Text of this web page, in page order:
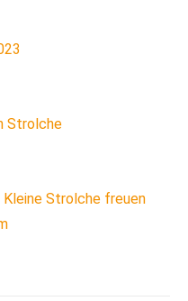
Strolche
Strolche freuen